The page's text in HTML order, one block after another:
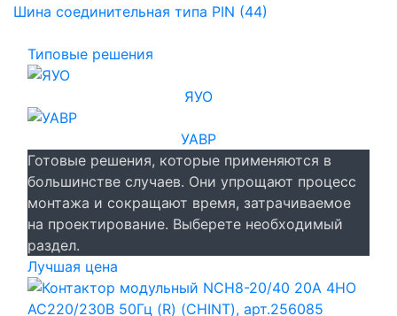
Шина соединительная типа PIN (44)
Типовые решения
ЯУО
УАВР
Готовые решения, которые применяются в
большинстве случаев. Они упрощают процесс
монтажа и сокращают время, затрачиваемое
на проектирование. Выберете необходимый
раздел.
Лучшая цена